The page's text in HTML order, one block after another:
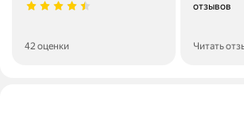
42 оценки
отзывов
Читать